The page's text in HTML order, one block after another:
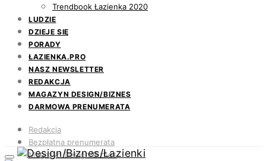
Trendbook Łazienka 2020
LUDZIE
DZIEJE SIĘ
PORADY
ŁAZIENKA.PRO
NASZ NEWSLETTER
REDAKCJA
MAGAZYN DESIGN/BIZNES
DARMOWA PRENUMERATA
Redakcja
Bezpłatna prenumerata
Magazyn Design/Biznes